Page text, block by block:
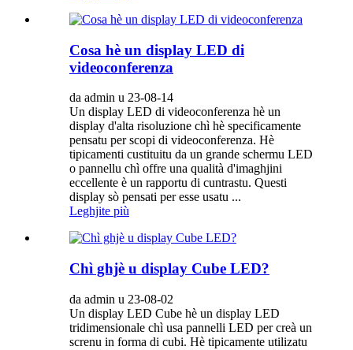
Cosa hè un display LED di
videoconferenza
da admin u 23-08-14
Un display LED di videoconferenza hè un
display d'alta risoluzione chì hè specificamente
pensatu per scopi di videoconferenza. Hè
tipicamenti custituitu da un grande schermu LED
o pannellu chì offre una qualità d'imaghjini
eccellente è un rapportu di cuntrastu. Questi
display sò pensati per esse usatu ...
Leghjite più
Chì ghjè u display Cube LED?
da admin u 23-08-02
Un display LED Cube hè un display LED
tridimensionale chì usa pannelli LED per creà un
screnu in forma di cubi. Hè tipicamente utilizatu